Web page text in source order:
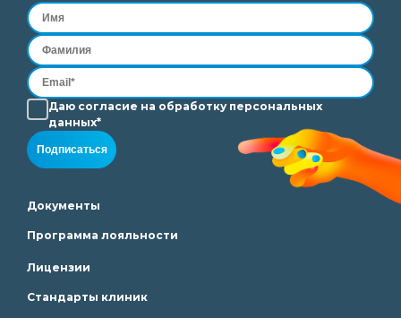
Даю согласие на обработкуперсональных
данных*
Подписаться
Документы
Программа лояльности
Лицензии
Стандарты клиник